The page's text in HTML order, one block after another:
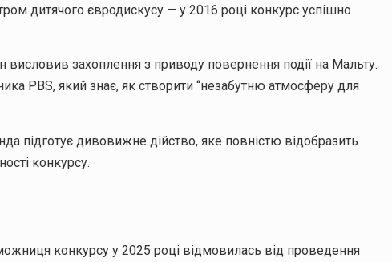
дитячого євродискусу — у 2016 році конкурс успішно
висловив захоплення з приводу повернення події на Мальту.
PBS, який знає, як створити “незабутню атмосферу для
підготує дивовижне дійство, яке повністю відобразить
конкурсу.
конкурсу у 2025 році відмовилась від проведення